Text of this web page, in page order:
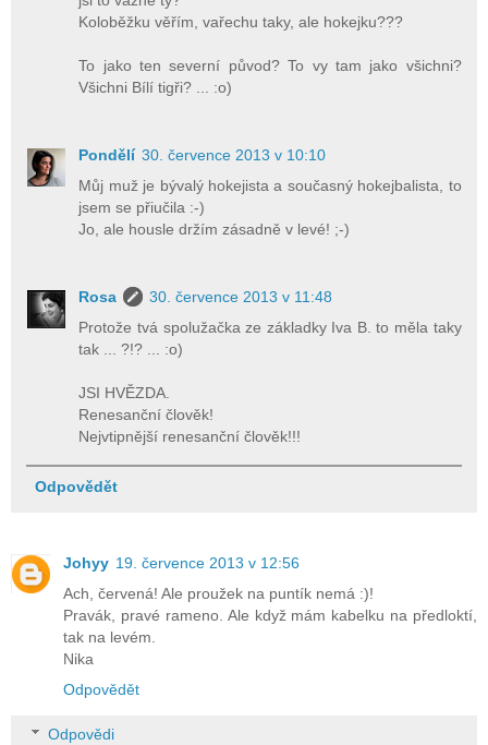
Koloběžku věřím, vařechu taky, ale hokejku???
To jako ten severní původ? To vy tam jako všichni?
Všichni Bílí tigři? ... :o)
Pondělí 30. července 2013 v 10:10
Můj muž je bývalý hokejista a současný hokejbalista, to
jsem se přiučila :-)
Jo, ale housle držím zásadně v levé! ;-)
Rosa
30. července 2013 v 11:48
Protože tvá spolužačka ze základky Iva B. to měla taky
tak ... ?!? ... :o)
JSI HVĚZDA.
Renesanční člověk!
Nejvtipnější renesanční člověk!!!
Odpovědět
Johyy 19. července 2013 v 12:56
Ach, červená! Ale proužek na puntík nemá :)!
Pravák, pravé rameno. Ale když mám kabelku na předloktí,
tak na levém.
Nika
Odpovědět
Odpovědi